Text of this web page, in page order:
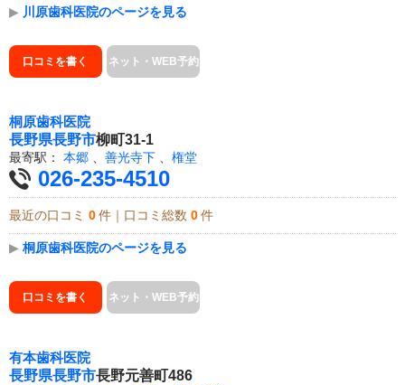
▶ 川原歯科医院のページを見る
口コミを書く ネット・WEB予約
桐原歯科医院
長野県長野市柳町31-1
最寄駅： 本郷 善光寺下 権堂
026-235-4510
最近の口コミ 0 件｜口コミ総数 0 件
▶ 桐原歯科医院のページを見る
口コミを書く ネット・WEB予約
有本歯科医院
長野県長野市長野元善町486